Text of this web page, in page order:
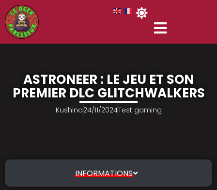
ASTRONEER : LE JEU ET SON
PREMIER DLC GLITCHWALKERS
Kushina24/11/2024Test gaming
INFORMATIONS